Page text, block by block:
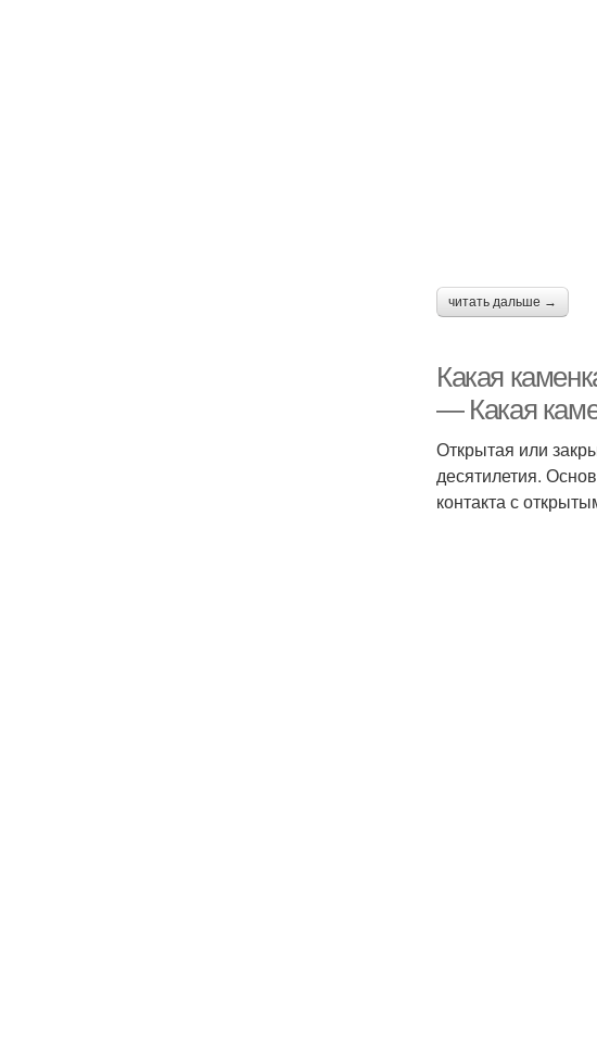
читать дальше →
Какая
— Какая
Открытая или
десятилетия.
контакта с